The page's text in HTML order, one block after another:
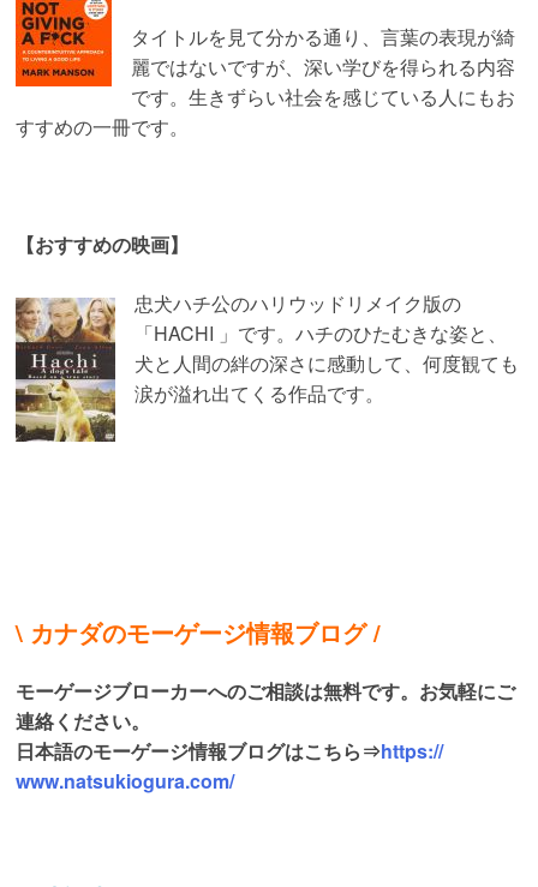
タイトルを見て分かる通り、言葉の表現が綺
麗ではないですが、深い学びを得られる内容
です。生きずらい社会を感じている人にもお
すすめの一冊です。
【おすすめの映画】
忠犬ハチ公のハリウッドリメイク版の
「HACHI 」です。ハチのひたむきな姿と、
犬と人間の絆の深さに感動して、何度観ても
涙が溢れ出てくる作品です。
\ カナダのモーゲージ情報ブログ /
モーゲージブローカーへのご相談は無料です。 お気軽にご
連絡ください。
日本語のモーゲージ情報ブログはこちら⇒https://
www.natsukiogura.com/